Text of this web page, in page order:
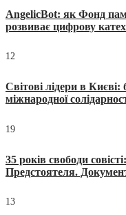
AngelicBot: як Фонд
розвиває цифрову
12
Світові лідери в
міжнародної
19
35 років свободи
Предстоятеля.
13